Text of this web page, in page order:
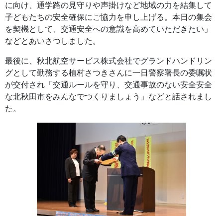
に向け、通学路の見守りや声掛けなど地域の力を結集して
子どもたちの安全確保にご協力を申し上げる。本日の集会
を契機として、交通安全への意識を高めていただきたい」
などとあいさつしました。
最後に、秋北航空サービス株式会社でグランドハンドリン
グとして勤務する植村さつきさんに一日警察署長の委嘱状
が交付され「交通ルールを守り、交通事故のない安全安全
な北秋田市をみんなでつくりましょう」などと話されまし
た。